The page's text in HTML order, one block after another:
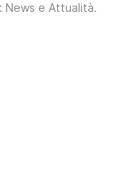
News e Attualità.